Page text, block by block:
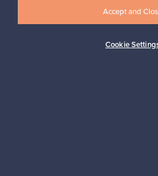
Cookie
Accept and